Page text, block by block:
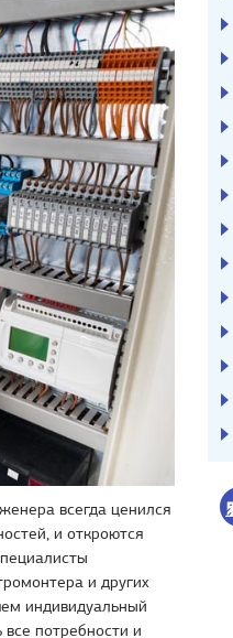
всегда ценился
и откроются
и других
индивидуальный
потребности и